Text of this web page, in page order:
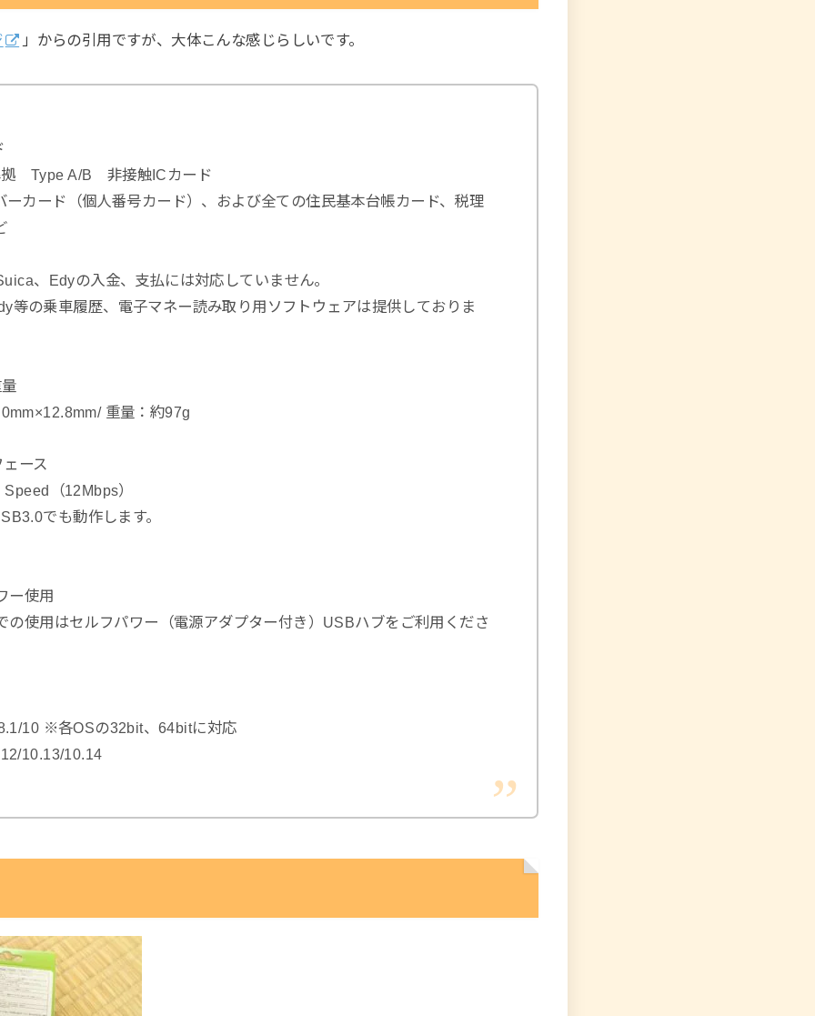
」からの引用ですが、大体こんな感じらしいです。
拠 Type A/B 非接触ICカード
カード（個人番号カード）、および全ての住民基本台帳カード、税理
、Edyの入金、支払には対応していません。
等の乗車履歴、電子マネー読み取り用ソフトウェアは提供しておりま
重量：約97g
ース
（12Mbps）
でも動作します。
ー使用
使用はセルフパワー（電源アダプター付き）USBハブをご利用くださ
10 ※各OSの32bit、64bitに対応
10.13/10.14